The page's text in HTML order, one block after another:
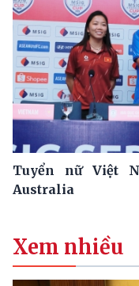
Tuyển nữ Việt
Australia
Xem nhiều